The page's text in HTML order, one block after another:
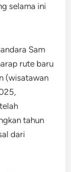
selama ini
Sam
rute baru
(wisatawan
tahun
dari